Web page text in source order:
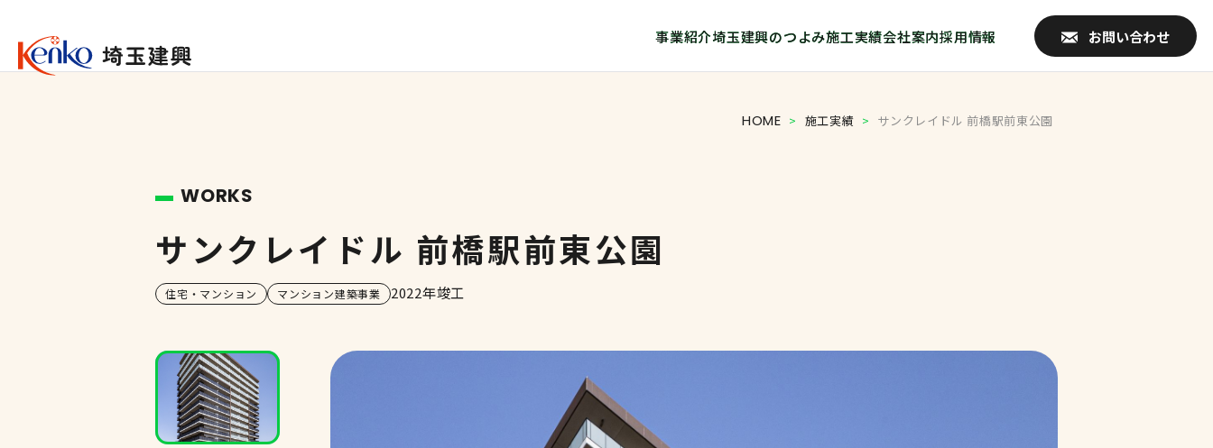
事業紹介埼玉建興のつよみ施工実績会社案内採用情報 お問い合わせ
HOME > 施工実績 > サンクレイドル 前橋駅前東公園
WORKS
サンクレイドル 前橋駅前東公園
住宅・マンション マンション建築事業 2022年竣工